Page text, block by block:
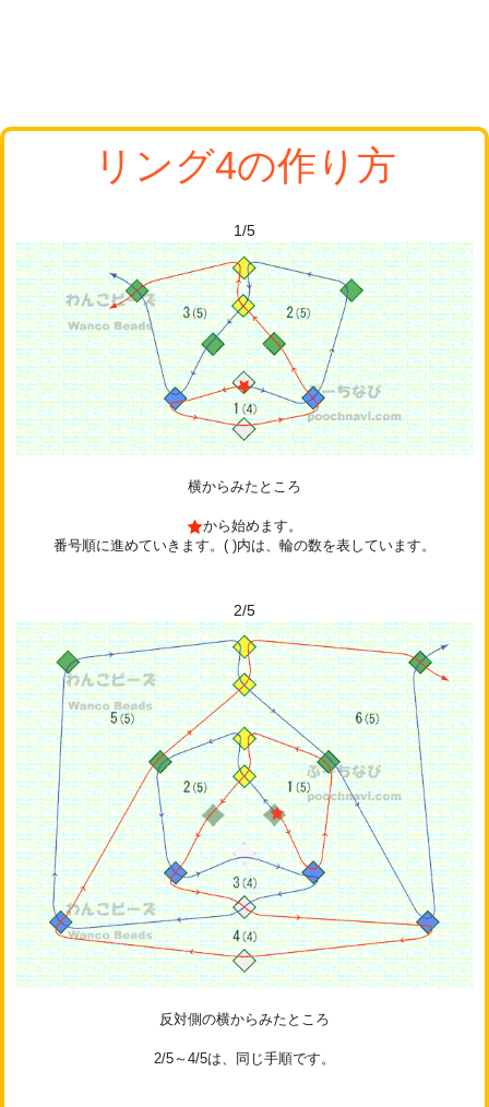
リング4の作り方
1/5
横からみたところ
から始めます。
番号順に進めていきます。( )内は、輪の数を表しています。
2/5
反対側の横からみたところ
2/5～4/5は、同じ手順です。